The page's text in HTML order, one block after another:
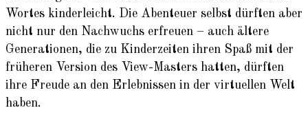
Wortes kinderleicht. Die Abenteuer selbst dürften aber
nicht nur den Nachwuchs erfreuen – auch ältere
Generationen, die zu Kinderzeiten ihren Spaß mit der
früheren Version des View-Masters hatten, dürften
ihre Freude an den Erlebnissen in der virtuellen Welt
haben.